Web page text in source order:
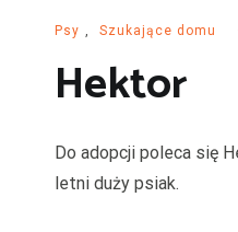
Psy , Szukające domu
Hektor
Do adopcji poleca się
letni duży psiak.